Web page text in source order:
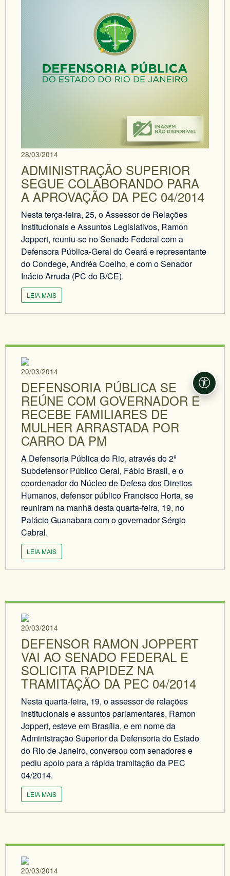
28/03/2014
ADMINISTRAÇÃO SUPERIOR
SEGUE COLABORANDO PARA
A APROVAÇÃO DA PEC 04/2014
Nesta terça-feira, 25, o Assessor de Relações
Institucionais e Assuntos Legislativos, Ramon
Joppert, reuniu-se no Senado Federal com a
Defensora Pública-Geral do Ceará e representante
do Condege, Andréa Coelho, e com o Senador
Inácio Arruda (PC do B/CE).
LEIA MAIS
20/03/2014
DEFENSORIA PÚBLICA SE
REÚNE COM GOVERNADOR E
RECEBE FAMILIARES DE
MULHER ARRASTADA POR
CARRO DA PM
A Defensoria Pública do Rio, através do 2º
Subdefensor Público Geral, Fábio Brasil, e o
coordenador do Núcleo de Defesa dos Direitos
Humanos, defensor público Francisco Horta, se
reuniram na manhã desta quarta-feira, 19, no
Palácio Guanabara com o governador Sérgio
Cabral.
LEIA MAIS
20/03/2014
DEFENSOR RAMON JOPPERT
VAI AO SENADO FEDERAL E
SOLICITA RAPIDEZ NA
TRAMITAÇÃO DA PEC 04/2014
Nesta quarta-feira, 19, o assessor de relações
institucionais e assuntos parlamentares, Ramon
Joppert, esteve em Brasília, e em nome da
Administração Superior da Defensoria do Estado
do Rio de Janeiro, conversou com senadores e
pediu apoio para a rápida tramitação da PEC
04/2014.
LEIA MAIS
20/03/2014